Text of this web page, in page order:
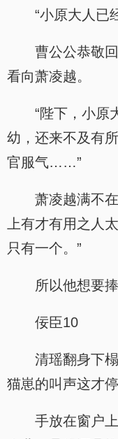
“小原大人已
曹公公恭敬
看向萧凌越。
“陛下，小原
幼，还来不及有
官服气……”
萧凌越满不
上有才有用之人
只有一个。”
所以他想要
佞臣10
清瑶翻身下
猫崽的叫声这才停
手放在窗户